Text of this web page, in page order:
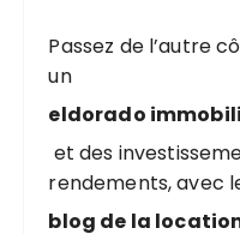
p
o
u
:
Passez de l’autre
un
eldorado
et des
rendements, avec
blog de la